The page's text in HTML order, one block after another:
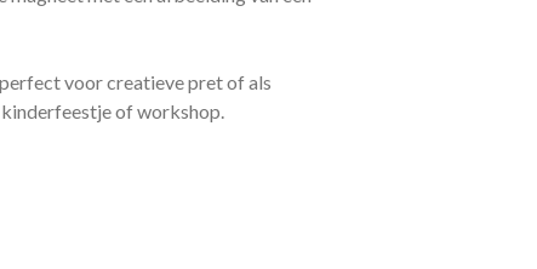
voor creatieve pret of als
of workshop.